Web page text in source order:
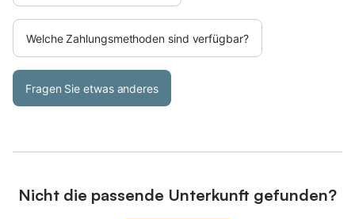
Welche Zahlungsmethoden sind verfügbar?
Fragen Sie etwas anderes
Nicht die passende Unterkunft gefunden?